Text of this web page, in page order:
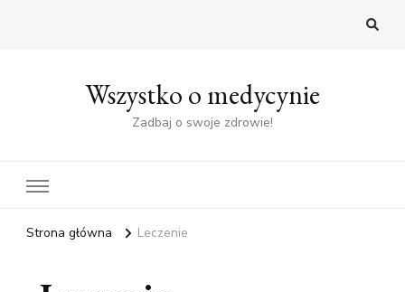
Wszystko o medycynie
Zadbaj o swoje zdrowie!
Strona główna Leczenie